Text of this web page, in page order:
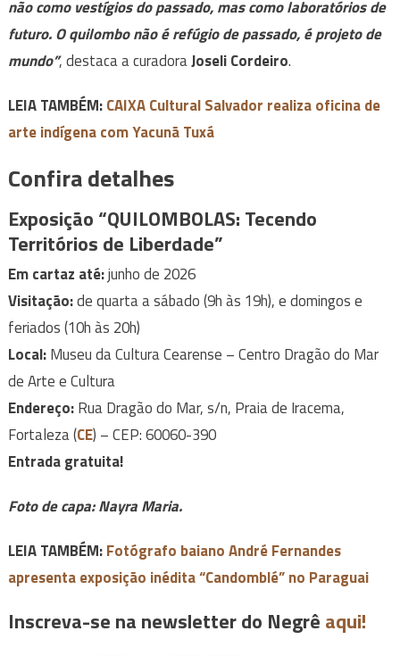
não como vestígios do passado, mas como laboratórios de
futuro. O quilombo não é refúgio de passado, é projeto de
mundo”, destaca a curadoraJoseli Cordeiro.
LEIA TAMBÉM:CAIXA Cultural Salvador realiza oficina de
arte indígena com Yacunã Tuxá
Confira detalhes
Exposição “QUILOMBOLAS: Tecendo
Territórios de Liberdade”
Em cartaz até:junho de 2026
Visitação:de quarta a sábado (9h às 19h), e domingos e
feriados (10h às 20h)
Local:Museu da Cultura Cearense – Centro Dragão do Mar
de Arte e Cultura
Endereço:Rua Dragão do Mar, s/n, Praia de Iracema,
Fortaleza (CE) – CEP: 60060-390
Entrada gratuita!
Foto de capa: Nayra Maria.
LEIA TAMBÉM:Fotógrafo baiano André Fernandes
apresenta exposição inédita “Candomblé” no Paraguai
Inscreva-se na newsletter do Negrê aqui!